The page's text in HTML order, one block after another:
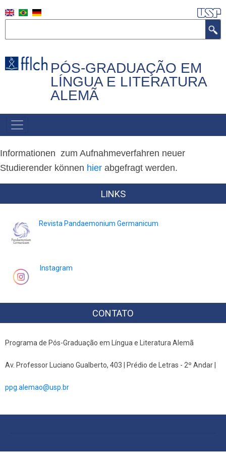
zum
PÓS-GRADUAÇÃO EM
LÍNGUA E LITERATURA
ALEMÃ
HAUPTNAVIGATION
Informationen zum Aufnahmeverfahren neuer
Studierender können hier abgefragt werden.
LINKS
Revista Pandaemonium Germanicum
Instagram
CONTATO
Programa de Pós-Graduação em Língua e Literatura Alemã
Av. Professor Luciano Gualberto, 403 | Prédio de Letras - 2º Andar |
ppg.alemao@usp.br